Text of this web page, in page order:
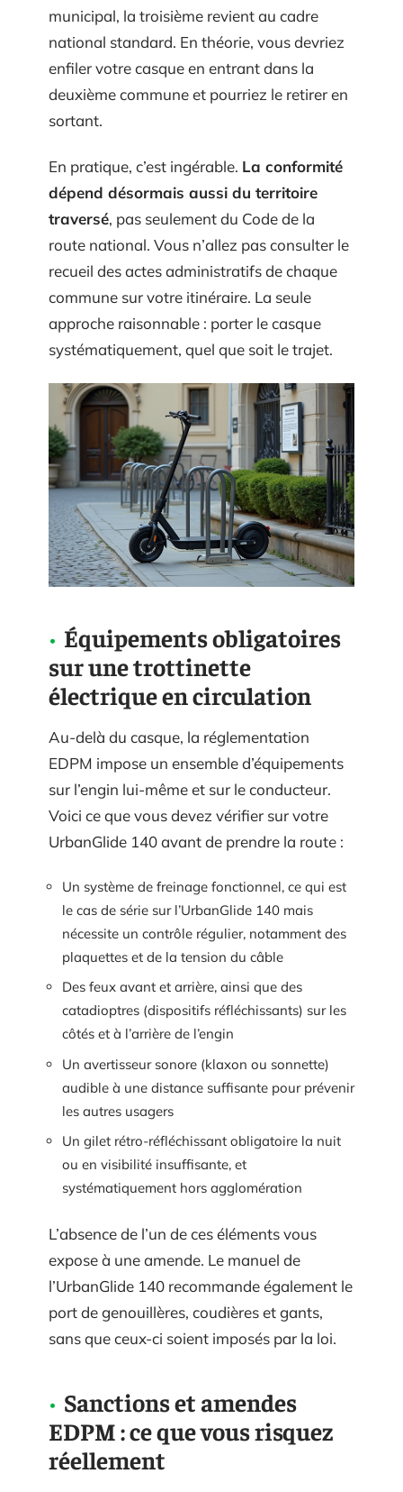
municipal, la troisième revient au cadre
national standard. En théorie, vous devriez
enfiler votre casque en entrant dans la
deuxième commune et pourriez le retirer en
sortant.
En pratique, c’est ingérable. La conformité
dépend désormais aussi du territoire
traversé, pas seulement du Code de la
route national. Vous n’allez pas consulter le
recueil des actes administratifs de chaque
commune sur votre itinéraire. La seule
approche raisonnable : porter le casque
systématiquement, quel que soit le trajet.
Équipements obligatoires
sur une trottinette
électrique en circulation
Au-delà du casque, la réglementation
EDPM impose un ensemble d’équipements
sur l’engin lui-même et sur le conducteur.
Voici ce que vous devez vérifier sur votre
UrbanGlide 140 avant de prendre la route :
Un système de freinage fonctionnel, ce qui est
le cas de série sur l’UrbanGlide 140 mais
nécessite un contrôle régulier, notamment des
plaquettes et de la tension du câble
Des feux avant et arrière, ainsi que des
catadioptres (dispositifs réfléchissants) sur les
côtés et à l’arrière de l’engin
Un avertisseur sonore (klaxon ou sonnette)
audible à une distance suffisante pour prévenir
les autres usagers
Un gilet rétro-réfléchissant obligatoire la nuit
ou en visibilité insuffisante, et
systématiquement hors agglomération
L’absence de l’un de ces éléments vous
expose à une amende. Le manuel de
l’UrbanGlide 140 recommande également le
port de genouillères, coudières et gants,
sans que ceux-ci soient imposés par la loi.
Sanctions et amendes
EDPM : ce que vous risquez
réellement